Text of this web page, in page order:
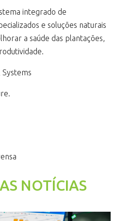
integrado de
e soluções naturais
a saúde das plantações,
NOTÍCIAS